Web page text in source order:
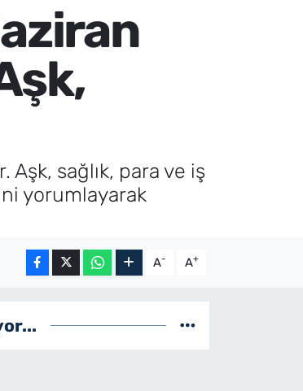
Aşk, sağlık, para ve iş
yorumlayarak
A- A+